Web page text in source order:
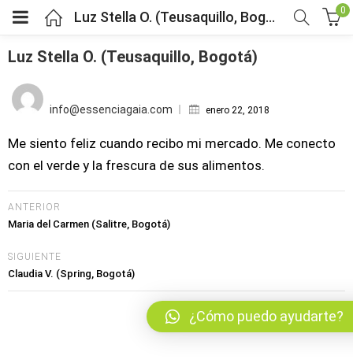
(Fruver)
(Viveres)
(Mercado por tipo de dieta)
(Horarios y pedidos)
Luz Stella O. (Teusaquillo, Bogotá) 0
Luz Stella O. (Teusaquillo, Bogotá)
info@essenciagaia.com enero 22, 2018
Me siento feliz cuando recibo mi mercado. Me conecto
con el verde y la frescura de sus alimentos.
ANTERIOR
Maria del Carmen (Salitre, Bogotá)
SIGUIENTE
Claudia V. (Spring, Bogotá)
¿Cómo puedo ayudarte?